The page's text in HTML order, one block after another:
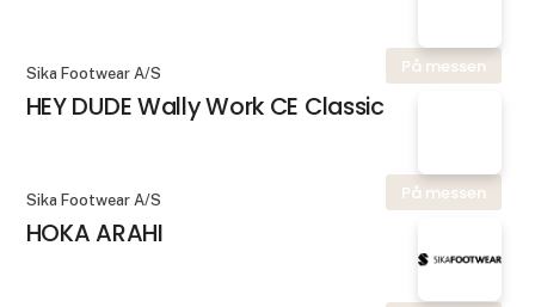
På messen
Sika Footwear A/S
HEY DUDE Wally Work CE Classic
På messen
Sika Footwear A/S
HOKA ARAHI